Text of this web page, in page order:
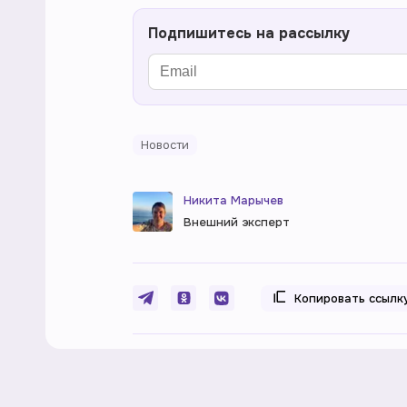
Подпишитесь на рассылку
Новости
Никита Марычев
Внешний эксперт
Копировать